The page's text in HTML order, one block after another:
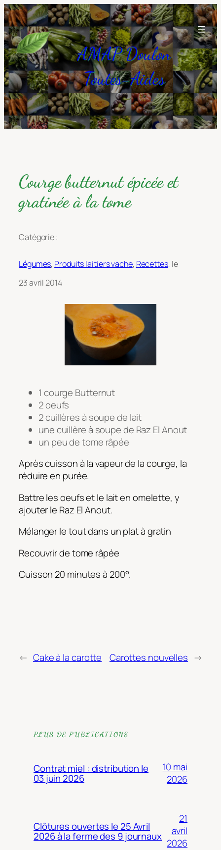
Aller
au
contenu
AMAP Doulon
Toutes-Aides
Courge butternut épicée et
gratinée à la tome
Catégorie :
Légumes, Produits laitiers vache, Recettes, le
23 avril 2014
1 courge Butternut
2 oeufs
2 cuillères à soupe de lait
une cuillère à soupe de Raz El Anout
un peu de tome râpée
Après cuisson à la vapeur de la courge, la
réduire en purée.
Battre les oeufs et le lait en omelette, y
ajouter le Raz El Anout.
Mélanger le tout dans un plat à gratin
Recouvrir de tome râpée
Cuisson 20 minutes à 200°.
← Cake à la carotte Carottes nouvelles →
PLUS DE PUBLICATIONS
Contrat miel : distribution le
03 juin 2026
10 mai
2026
Clôtures ouvertes le 25 Avril
2026 à la ferme des 9 journaux
21
avril
2026